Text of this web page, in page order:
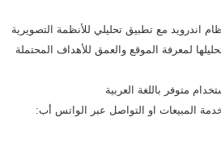
اندرويد مع تطبيق تحليلي للأنظمة التصويرية
لمعرفة الموقع والعمق للأهداف المحتملة
متوفر باللغة العربية
المبيعات او التواصل عبر الواتس أب: